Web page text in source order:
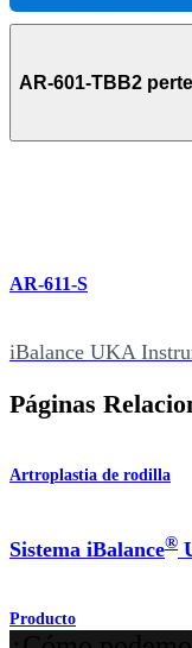
AR-601-TBB2
AR-611-S
iBalance UKA
Páginas
Artroplastia de rodilla
Sistema iBalance®
Producto